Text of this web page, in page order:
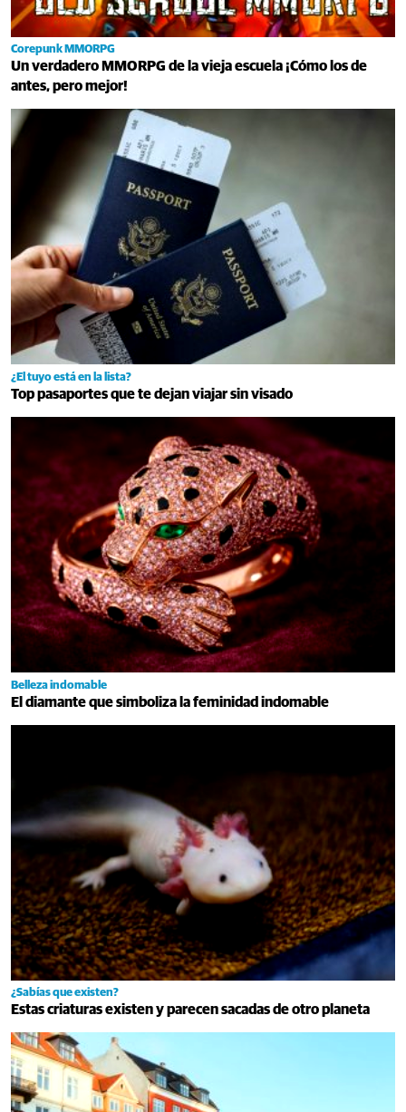
Corepunk MMORPG
Un verdadero MMORPG de la vieja escuela ¡Cómo los de
antes, pero mejor!
¿El tuyo está en la lista?
Top pasaportes que te dejan viajar sin visado
Belleza indomable
El diamante que simboliza la feminidad indomable
¿Sabías que existen?
Estas criaturas existen y parecen sacadas de otro planeta